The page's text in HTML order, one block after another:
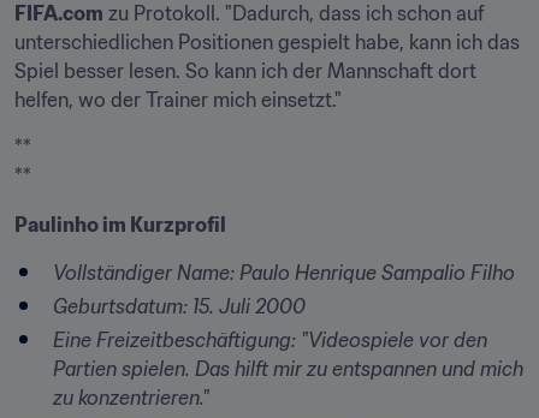
FIFA.com zu Protokoll. "Dadurch, dass ich schon auf
unterschiedlichen Positionen gespielt habe, kann ich das
Spiel besser lesen. So kann ich der Mannschaft dort
helfen, wo der Trainer mich einsetzt."
**
**
Paulinho im Kurzprofil
Vollständiger Name: Paulo Henrique Sampalio Filho
Geburtsdatum: 15. Juli 2000
Eine Freizeitbeschäftigung: "Videospiele vor den
Partien spielen. Das hilft mir zu entspannen und mich
zu konzentrieren."